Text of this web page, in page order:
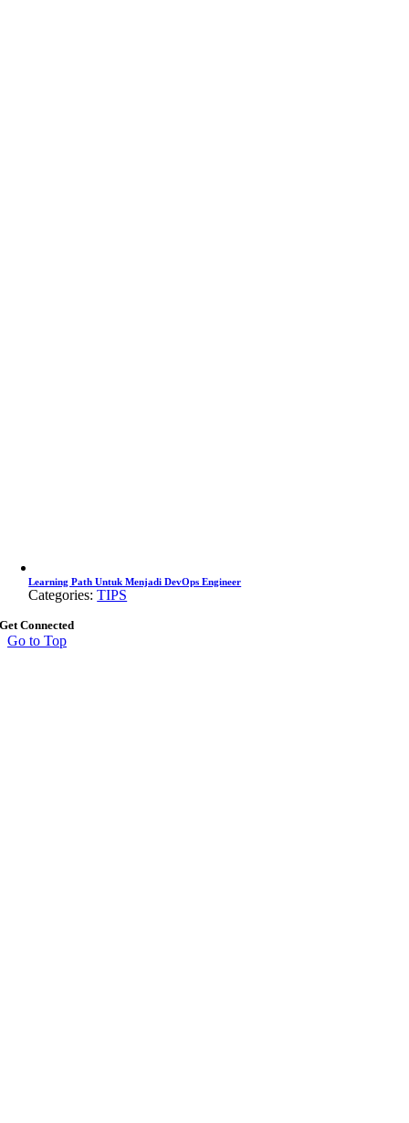
Learning Path Untuk Menjadi DevOps Engineer
Categories:TIPS
Get Connected
Go to Top